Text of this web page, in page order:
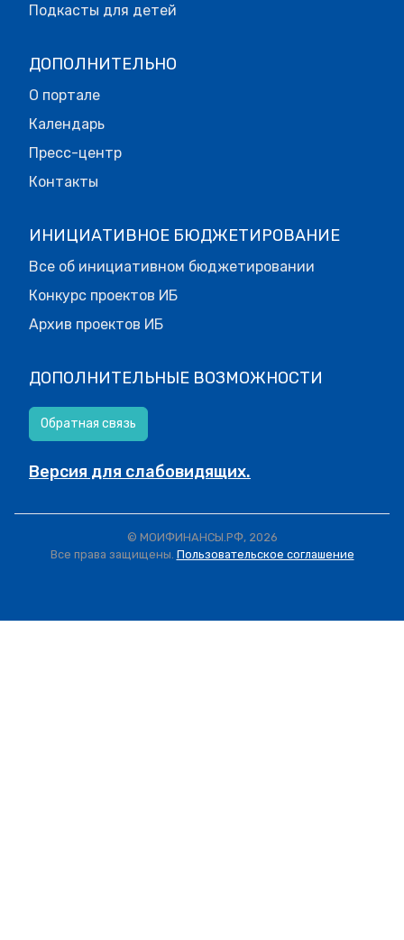
Подкасты для детей
ДОПОЛНИТЕЛЬНО
О портале
Календарь
Пресс-центр
Контакты
ИНИЦИАТИВНОЕ БЮДЖЕТИРОВАНИЕ
Все об инициативном бюджетировании
Конкурс проектов ИБ
Архив проектов ИБ
ДОПОЛНИТЕЛЬНЫЕ ВОЗМОЖНОСТИ
Обратная связь
Версия для слабовидящих.
© МОИФИНАНСЫ.РФ, 2026
Все права защищены. Пользовательское соглашение